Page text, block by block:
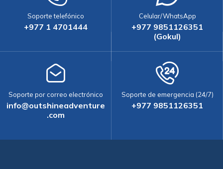
Soporte telefónico
+977 1 4701444
Celular/WhatsApp
+977 9851126351
(Gokul)
Soporte por correo electrónico
info@outshineadventure
.com
Soporte de emergencia (24/7)
+977 9851126351